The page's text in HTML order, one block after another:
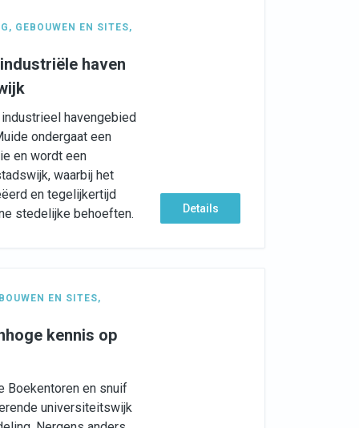
, GEBOUWEN EN SITES,
haven
havengebied
ondergaat een
en wordt een
waarbij het
en tegelijkertijd
stedelijke behoeften.
Details
EN SITES,
kennis op
Boekentoren en snuif
universiteitswijk